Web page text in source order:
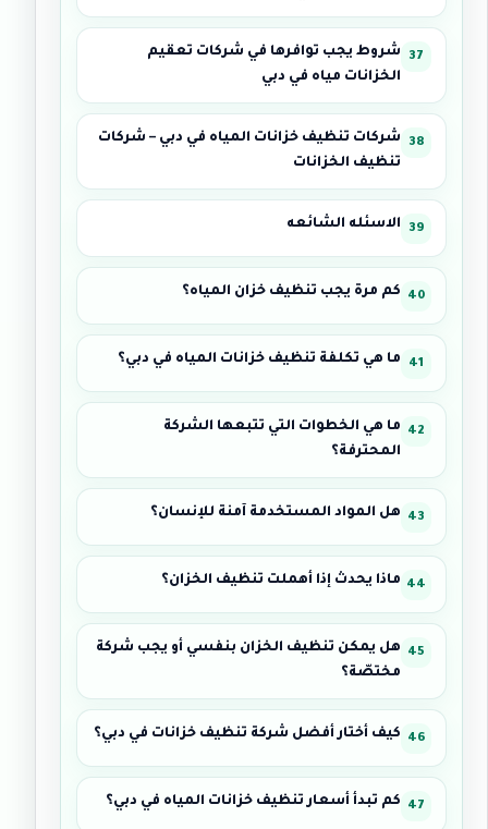
شروط يجب توافرها في شركات تعقيم
الخزانات مياه في دبي
شركات تنظيف خزانات المياه في دبي – شركات
تنظيف الخزانات
الاسئله الشائعه
كم مرة يجب تنظيف خزان المياه؟
ما هي تكلفة تنظيف خزانات المياه في دبي؟
ما هي الخطوات التي تتبعها الشركة
المحترفة؟
هل المواد المستخدمة آمنة للإنسان؟
ماذا يحدث إذا أهملت تنظيف الخزان؟
هل يمكن تنظيف الخزان بنفسي أو يجب شركة
مختصّة؟
كيف أختار أفضل شركة تنظيف خزانات في دبي؟
كم تبدأ أسعار تنظيف خزانات المياه في دبي؟